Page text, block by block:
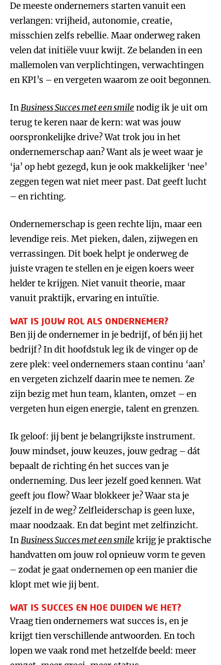
De meeste ondernemers starten vanuit een
verlangen: vrijheid, autonomie, creatie,
misschien zelfs rebellie. Maar onderweg raken
velen dat initiële vuur kwijt. Ze belanden in een
mallemolen van verplichtingen, verwachtingen
en KPI’s – en vergeten waarom ze ooit begonnen.
InBusiness Succesmet een smile nodig ik je uit om
terug te keren naar de kern: wat was jouw
oorspronkelijke drive? Wat trok jou in het
ondernemerschap aan? Want als je weet waar je
‘ja’ op hebt gezegd, kun je ook makkelijker ‘nee’
zeggen tegen wat niet meer past. Dat geeft lucht
– en richting.
Ondernemerschap is geen rechte lijn, maar een
levendige reis. Met pieken, dalen, zijwegen en
verrassingen. Dit boek helpt je onderweg de
juiste vragen te stellen en je eigen koers weer
helder te krijgen. Niet vanuit theorie, maar
vanuit praktijk, ervaring en intuïtie.
WAT IS JOUW ROL ALS ONDERNEMER?
Ben jij de ondernemer in je bedrijf, of bén jij het
bedrijf? In dit hoofdstuk leg ik de vinger op de
zere plek: veel ondernemers staan continu ‘aan’
en vergeten zichzelf daarin mee te nemen. Ze
zijn bezig met hun team, klanten, omzet – en
vergeten hun eigen energie, talent en grenzen.
Ik geloof: jij bent je belangrijkste instrument.
Jouw mindset, jouw keuzes, jouw gedrag – dát
bepaalt de richting én het succes van je
onderneming. Dus leer jezelf goed kennen. Wat
geeft jou flow? Waar blokkeer je? Waar sta je
jezelf in de weg? Zelfleiderschap is geen luxe,
maar noodzaak. En dat begint met zelfinzicht.
InBusiness Succesmet een smile krijg je praktische
handvatten om jouw rol opnieuw vorm te geven
– zodat je gaat ondernemen op een manier die
klopt met wie jij bent.
WAT IS SUCCES EN HOE DUIDEN WE HET?
Vraag tien ondernemers wat succes is, en je
krijgt tien verschillende antwoorden. En toch
lopen we vaak rond met hetzelfde beeld: meer